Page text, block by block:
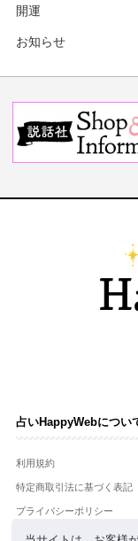
開運
お知らせ
占いHappyWebについ
利用規約
特定商取引法に基づく表記
プライバシーポリシー
運営会社